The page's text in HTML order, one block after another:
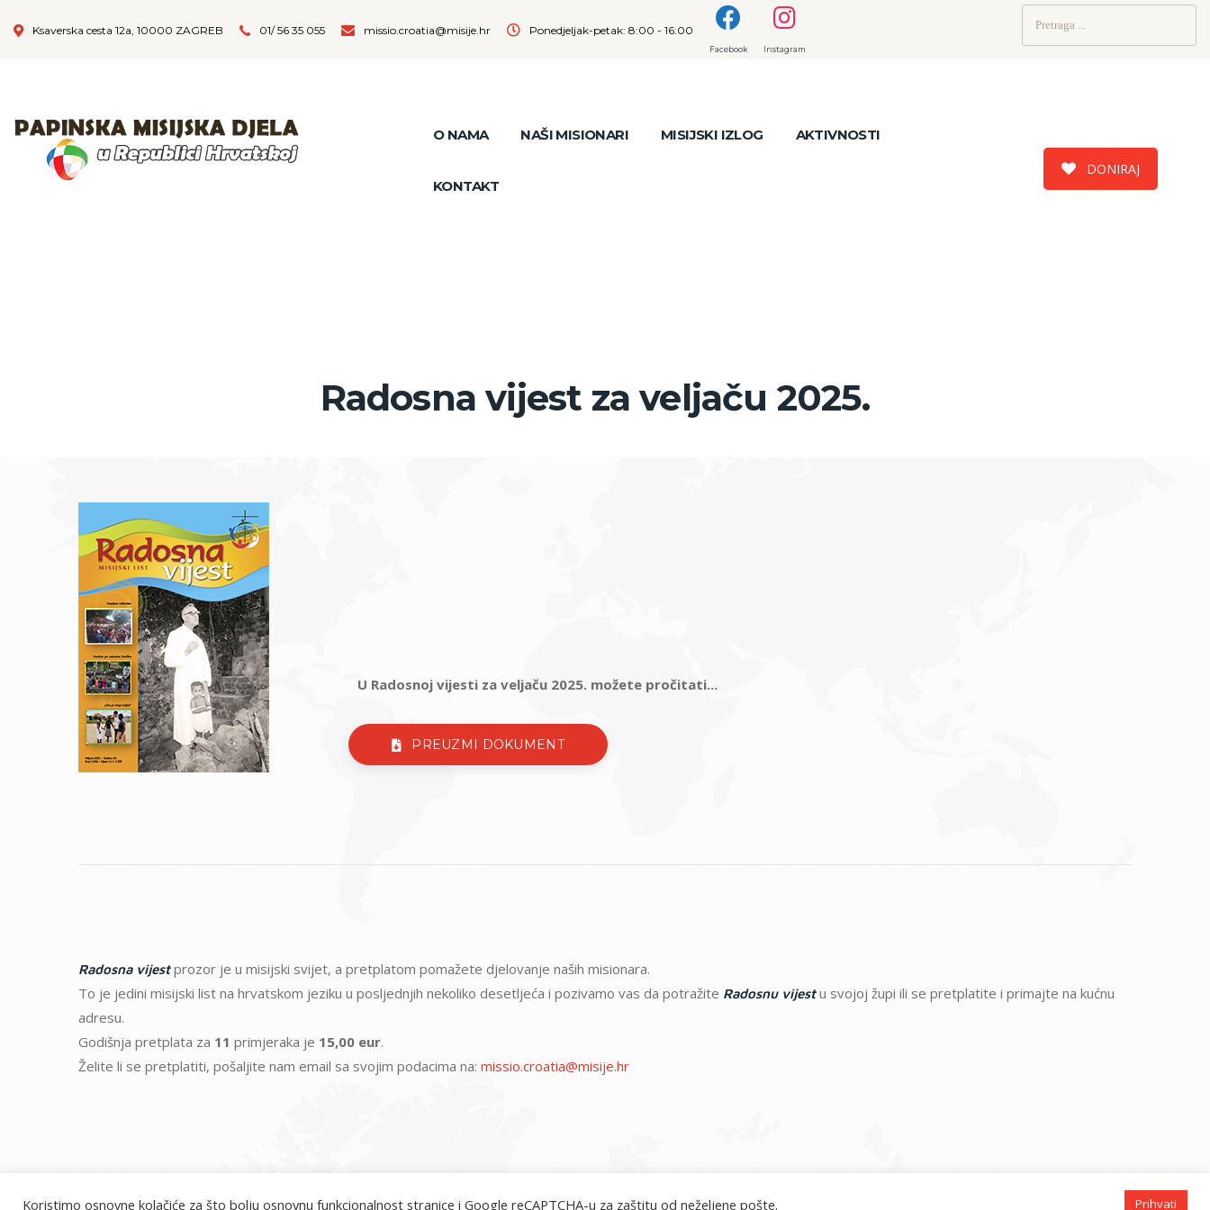
Ksaverska cesta 12a, 10000 ZAGREB 01/ 56 35 055 missio.croatia@misije.hr Ponedjeljak-petak: 8:00 - 16:00
Facebook Instagram
O NAMA NAŠI MISIONARI MISIJSKI IZLOG AKTIVNOSTI
KONTAKT
DONIRAJ
Radosna vijest za veljaču 2025.
U Radosnoj vijesti za veljaču 2025. možete pročitati...
PREUZMI DOKUMENT
Radosna vijestprozor je u misijski svijet, a pretplatom pomažete djelovanje naših misionara.
To je jedini misijski list na hrvatskom jeziku u posljednjih nekoliko desetljeća i pozivamo vas da potražite Radosnu vijestu svojoj župi ili se pretplatite i primajte na kućnu
adresu.
Godišnja pretplata za 11 primjeraka je 15,00 eur.
Želite li se pretplatiti, pošaljite nam email sa svojim podacima na: missio.croatia@misije.hr
misije.hr © 2026. Sva prava pridržana.
Koristimo osnovne kolačiće za što bolju osnovnu funkcionalnost stranice i Google reCAPTCHA-u za zaštitu od neželjene pošte. Prihvati